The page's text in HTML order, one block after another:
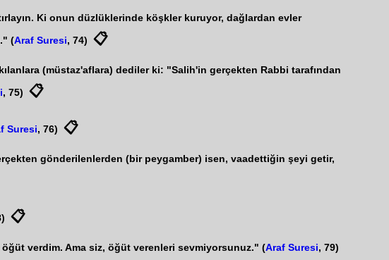
Ki onun düzlüklerinde köşkler kuruyor, dağlardan evler
(Araf Suresi, 74) 📋
(müstaz'aflara) dediler ki: "Salih'in gerçekten Rabbi tarafından
, 75) 📋
Suresi, 76) 📋
gönderilenlerden (bir peygamber) isen, vaadettiğin şeyi getir,
📋
verdim. Ama siz, öğüt verenleri sevmiyorsunuz." (Araf Suresi, 79)